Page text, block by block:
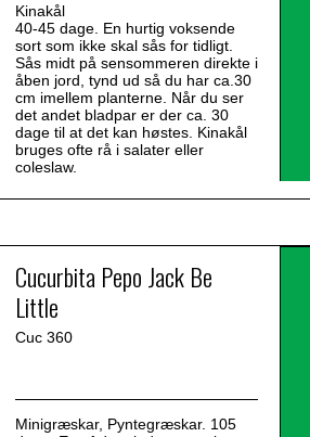
Kinakål
40-45 dage. En hurtig voksende
sort som ikke skal sås for tidligt.
Sås midt på sensommeren direkte i
åben jord, tynd ud så du har ca.30
cm imellem planterne. Når du ser
det andet bladpar er der ca. 30
dage til at det kan høstes. Kinakål
bruges ofte rå i salater eller
coleslaw.
Cucurbita Pepo Jack Be
Little
Cuc 360
Minigræskar, Pyntegræskar. 105